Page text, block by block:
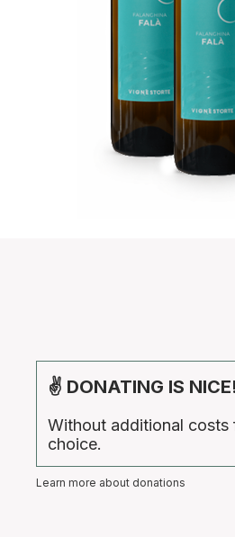
✌ DONATING IS NICE!
Without additional costs
choice.
Learn more about donations